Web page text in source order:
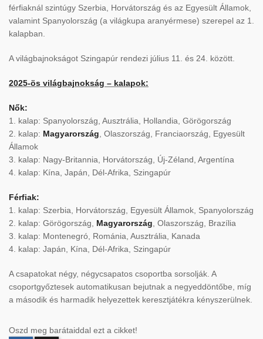
férfiaknál szintúgy Szerbia, Horvátország és az Egyesült Államok,
valamint Spanyolország (a világkupa aranyérmese) szerepel az 1.
kalapban.
A világbajnokságot Szingapúr rendezi július 11. és 24. között.
2025-ös világbajnokság – kalapok:
Nők:
1. kalap: Spanyolország, Ausztrália, Hollandia, Görögország
2. kalap: Magyarország , Olaszország, Franciaország, Egyesült
Államok
3. kalap: Nagy-Britannia, Horvátország, Új-Zéland, Argentína
4. kalap: Kína, Japán, Dél-Afrika, Szingapúr
Férfiak:
1. kalap: Szerbia, Horvátország, Egyesült Államok, Spanyolország
2. kalap: Görögország, Magyarország , Olaszország, Brazília
3. kalap: Montenegró, Románia, Ausztrália, Kanada
4. kalap: Japán, Kína, Dél-Afrika, Szingapúr
A csapatokat négy, négycsapatos csoportba sorsolják. A
csoportgyőztesek automatikusan bejutnak a negyeddöntőbe, míg
a második és harmadik helyezettek keresztjátékra kényszerülnek.
Oszd meg barátaiddal ezt a cikket!